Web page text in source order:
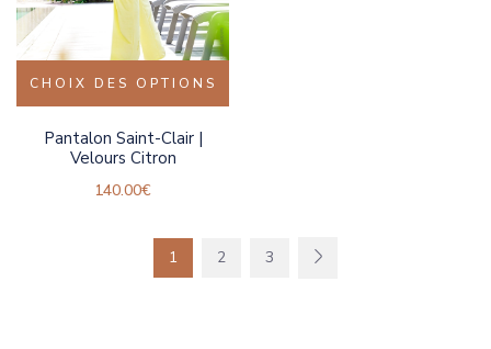
CHOIX DES OPTIONS
Pantalon Saint-Clair |
Velours Citron
140.00€
1 2 3